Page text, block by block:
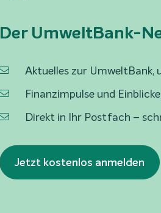
Der UmweltBank-
Aktuelles zur UmweltBank,
Finanzimpulse und
Direkt in Ihr Postfach –
Jetzt kostenlos anmelden